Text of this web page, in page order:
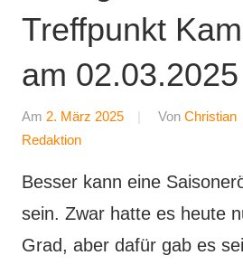
Treffpunkt
am 02.03.2025
Am 2. März 2025 Von Christian
Redaktion
Besser kann eine
sein. Zwar hatte es heute
Grad, aber dafür gab es